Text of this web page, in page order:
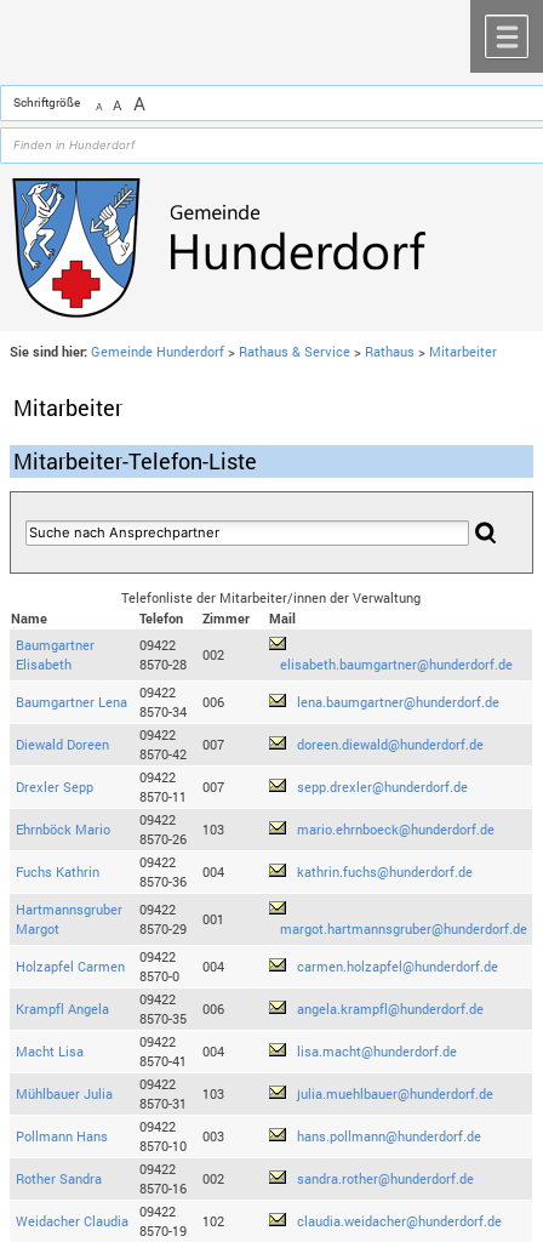
Schriftgröße A A A
Sie sind hier: Gemeinde Hunderdorf > Rathaus & Service > Rathaus > Mitarbeiter
Mitarbeiter
Mitarbeiter-Telefon-Liste
Telefonliste der Mitarbeiter/innen der Verwaltung
Name
Telefon Zimmer
Mail
Baumgartner
Elisabeth
09422
8570-28
002
elisabeth.baumgartner@hunderdorf.de
Baumgartner Lena
09422
8570-34
006 lena.baumgartner@hunderdorf.de
Diewald Doreen
09422
8570-42
007 doreen.diewald@hunderdorf.de
Drexler Sepp
09422
8570-11
007 sepp.drexler@hunderdorf.de
Ehrnböck Mario
09422
8570-26
103 mario.ehrnboeck@hunderdorf.de
Fuchs Kathrin
09422
8570-36
004 kathrin.fuchs@hunderdorf.de
Hartmannsgruber
Margot
09422
8570-29
001
margot.hartmannsgruber@hunderdorf.de
Holzapfel Carmen
09422
8570-0
004 carmen.holzapfel@hunderdorf.de
Krampfl Angela
09422
8570-35
006 angela.krampfl@hunderdorf.de
Macht Lisa
09422
8570-41
004 lisa.macht@hunderdorf.de
Mühlbauer Julia
09422
8570-31
103 julia.muehlbauer@hunderdorf.de
Pollmann Hans
09422
8570-10
003 hans.pollmann@hunderdorf.de
Rother Sandra
09422
8570-16
002 sandra.rother@hunderdorf.de
Weidacher Claudia
09422
8570-19
102 claudia.weidacher@hunderdorf.de